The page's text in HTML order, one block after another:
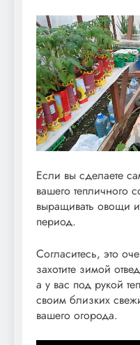
Если вы сделаете
вашего тепличного
выращивать овощи
период.
Согласитесь, это
захотите зимой
а у вас под рукой
своим близких
вашего огорода.